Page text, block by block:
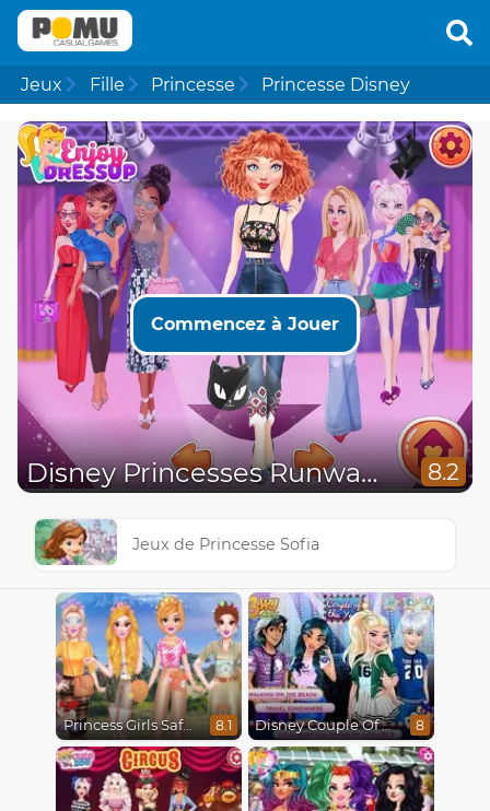
Jeux Fille Princesse Princesse Disney
Commencez à Jouer
Disney Princesses Runway Show 8.2
Jeux de Princesse Sofia
Princess Girls Safari Trip 8.1 Disney Couple Of The Year 8